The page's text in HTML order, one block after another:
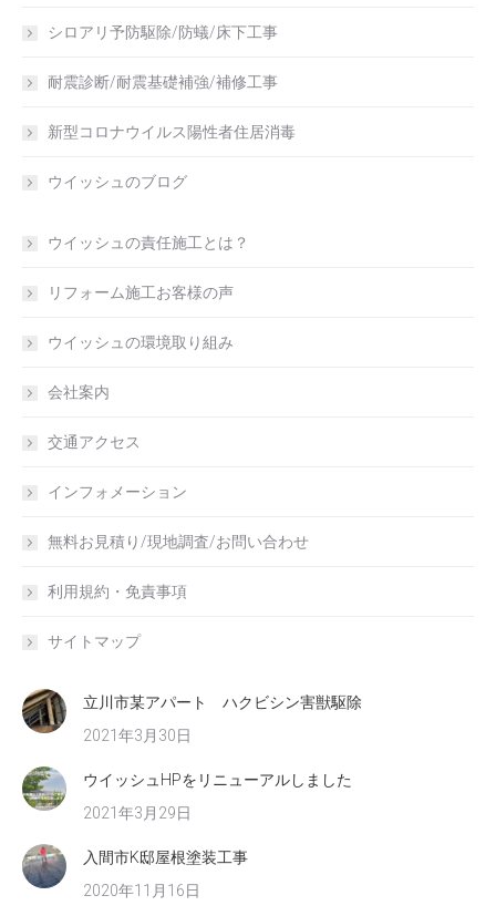
シロアリ予防駆除/防蟻/床下工事
耐震診断/耐震基礎補強/補修工事
新型コロナウイルス陽性者住居消毒
ウイッシュのブログ
ウイッシュの責任施工とは？
リフォーム施工お客様の声
ウイッシュの環境取り組み
会社案内
交通アクセス
インフォメーション
無料お見積り/現地調査/お問い合わせ
利用規約・免責事項
サイトマップ
立川市某アパート ハクビシン害獣駆除
2021年3月30日
ウイッシュHPをリニューアルしました
2021年3月29日
入間市K邸屋根塗装工事
2020年11月16日